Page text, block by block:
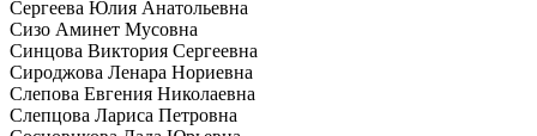
Сергеева Юлия Анатольевна
Сизо Аминет Мусовна
Синцова Виктория Сергеевна
Сироджова Ленара Нориевна
Слепова Евгения Николаевна
Слепцова Лариса Петровна